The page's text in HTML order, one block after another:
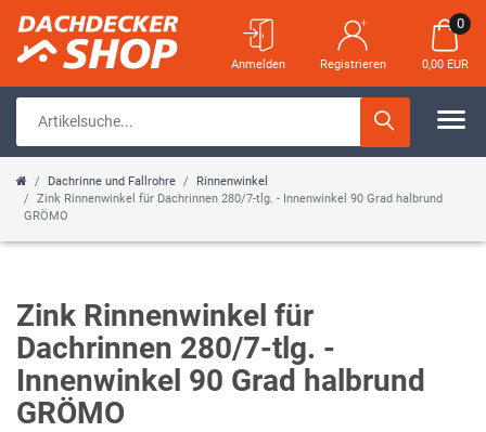
Anmelden Registrieren
0
0,00 EUR
Dachrinne und Fallrohre
Rinnenwinkel
Zink Rinnenwinkel für Dachrinnen 280/7-tlg. - Innenwinkel 90 Grad halbrund
GRÖMO
Zink Rinnenwinkel für
Dachrinnen 280/7-tlg. -
Innenwinkel 90 Grad halbrund
GRÖMO